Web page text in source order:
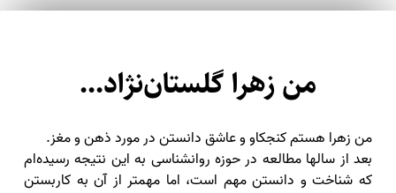
من زهرا گلستان‌نژاد...
من زهرا هستم کنجکاو و عاشق دانستن در مورد ذهن و مغز.
بعد از سالها مطالعه در حوزه روانشناسی به این نتیجه رسیده‌ام
که شناخت و دانستن مهم است، اما مهمتر از آن به کاربستن